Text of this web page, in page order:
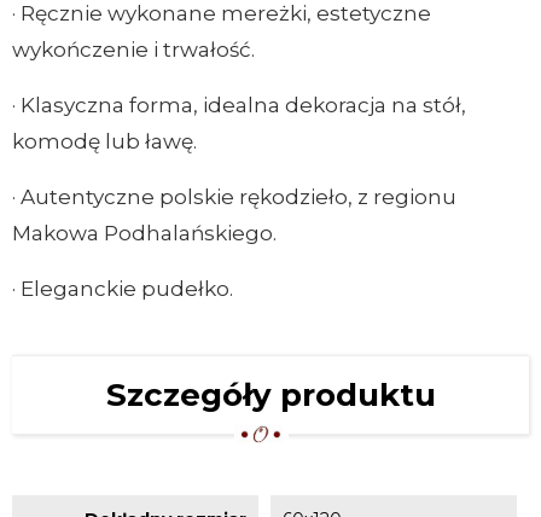
· Ręcznie wykonane mereżki, estetyczne
wykończenie i trwałość.
· Klasyczna forma, idealna dekoracja na stół,
komodę lub ławę.
· Autentyczne polskie rękodzieło, z regionu
Makowa Podhalańskiego.
· Eleganckie pudełko.
Szczegóły produktu